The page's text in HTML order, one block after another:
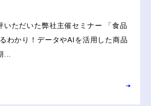
ただいた弊社主催セミナー 「食品
わかり！データやAIを活用した商品